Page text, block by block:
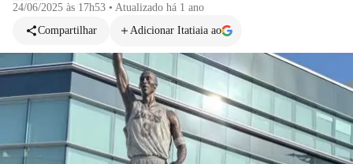
24/06/2025 às 17h53 • Atualizado há 1 ano
Compartilhar
Adicionar Itatiaia ao